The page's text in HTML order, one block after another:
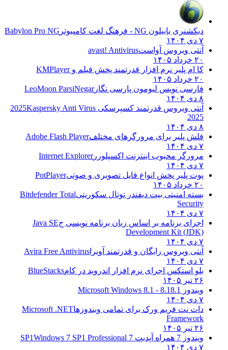
دیکشنری بابیلون NG - فرهنگ لغت کامپیوتر
Babylon Pro NG
۷ دی ۱۴۰۴
آنتی ویروس آواستavast! Antivirus
۲۰ خرداد ۱۴۰۵
کا ام پلیر نرم افزار قدرتمند پخش فیلم وKMPlayer
۲۰ خرداد ۱۴۰۵
فارسی نویس لیومون پارسی نگارLeoMoon ParsiNegar
۸ دی ۱۴۰۴
آنتی ویروس قدرتمند کسپرسکی 2025 Kaspersky Anti Virus
2025
۸ دی ۱۴۰۴
فلش پلیر برای مرورگرهای مختلفAdobe Flash Player
۷ دی ۱۴۰۴
مرورگر محبوب اینترنت اکسپلوررInternet Explorer
۷ دی ۱۴۰۴
پوت پلیر پخش انواع فایل تصویری و صوتیPotPlayer
۲۰ خرداد ۱۴۰۵
بسته امنیتی بیت دیفندر توتال سکوریتیBitdefender Total
Security
۷ دی ۱۴۰۴
اجرای برنامه بر اساس زبان برنامه نویسی جJava SE
Development Kit (JDK)
۷ دی ۱۴۰۴
آنتی ویروس رایگان و قدرتمند آویرا Avira Free Antivirus
۷ دی ۱۴۰۴
بلو استکس اجرای نرم افزار اندروید در کامBlueStacks
۲۶ تیر ۱۴۰۵
ویندوز 8.1
8.1 - Microsoft Windows 8.1
۷ دی ۱۴۰۴
دات نت فریم ورک برای تمامی ویندوزهاMicrosoft .NET
Framework
۲۶ تیر ۱۴۰۵
ویندوز 7 همراه آپدیت 7 SP1
Windows 7 SP1 Professional
۷ دی ۱۴۰۴